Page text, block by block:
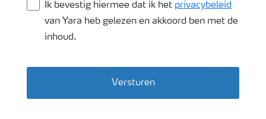
Ik bevestig hiermee dat ik het privacybeleid
van Yara heb gelezen en akkoord ben met de
inhoud.
Versturen